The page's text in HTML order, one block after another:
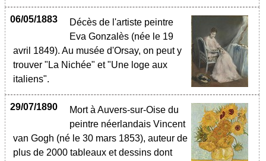
06/05/1883
Décès de l'artiste peintre
Eva Gonzalès (née le 19
avril 1849). Au musée d'Orsay, on peut y
trouver "La Nichée" et "Une loge aux
italiens".
29/07/1890
Mort à Auvers-sur-Oise du
peintre néerlandais Vincent
van Gogh (né le 30 mars 1853), auteur de
plus de 2000 tableaux et dessins dont